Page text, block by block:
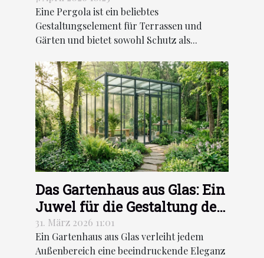
Innenraums je nach
Ausrichtung?
Eine Pergola ist ein beliebtes
Gestaltungselement für Terrassen und
Gärten und bietet sowohl Schutz als...
Das Gartenhaus aus Glas: Ein
Juwel für die Gestaltung des
Außenbereichs
31. März 2026 11:01
Ein Gartenhaus aus Glas verleiht jedem
Außenbereich eine beeindruckende Eleganz